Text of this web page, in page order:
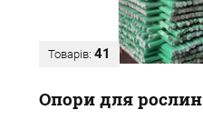
Товарів: 41
Опори для рослин